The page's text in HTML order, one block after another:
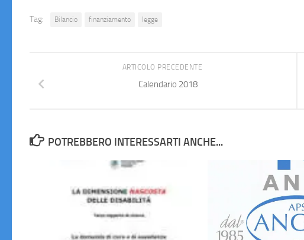
Tag: Bilancio finanziamento legge
ARTICOLO PRECEDENTE
Calendario 2018
POTREBBERO INTERESSARTI ANCHE...